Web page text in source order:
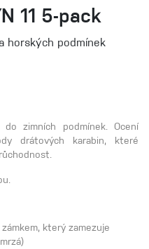
11 5-pack
horských podmínek
zimních podmínek. Ocení
drátových karabin, které
zámkem, který zamezuje